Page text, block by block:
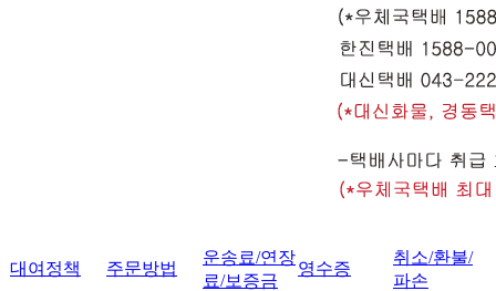
대여정책 주문방법
운송료/연장
료/보증금
영수증
취소/환불/
파손